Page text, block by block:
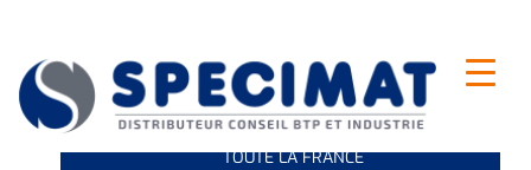
INDUSTRIE ET LEVAGE : NOUS VOUS LIVRONS SUR
TOUTE LA FRANCE